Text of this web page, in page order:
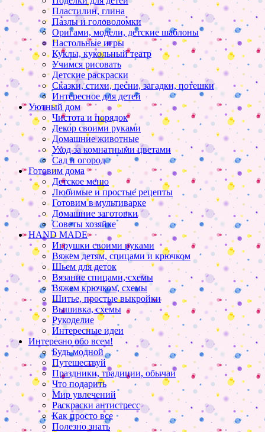
Пластилин, глина
Пазлы и головоломки
Оригами, модели, детские шаблоны
Настольные игры
Куклы, кукольный театр
Учимся рисовать
Детские раскраски
Сказки, стихи, песни, загадки, потешки
Интересное для детей
Уютный дом
Чистота и порядок
Декор своими руками
Домашние животные
Уход за комнатными цветами
Сад и огород
Готовим дома
Детское меню
Любимые и простые рецепты
Готовим в мультиварке
Домашние заготовки
Советы хозяйке
HAND MADE
Игрушки своими руками
Вяжем детям, спицами и крючком
Шьем для деток
Вязание спицами, схемы
Вяжем крючком, схемы
Шитье, простые выкройки
Вышивка, схемы
Рукоделие
Интересные идеи
Интересно обо всем!
Будь модной
Путешествуй
Праздники, традиции, обычаи
Что подарить
Мир увлечений
Раскраски антистресс
Как просто все
Полезно знать